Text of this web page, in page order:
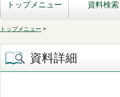
トップメニュー 資料検索
トップメニュー >
資料詳細